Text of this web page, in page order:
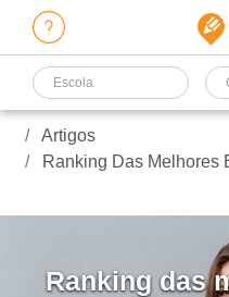
Escola
Artigos
Ranking Das Melhores
Ranking das